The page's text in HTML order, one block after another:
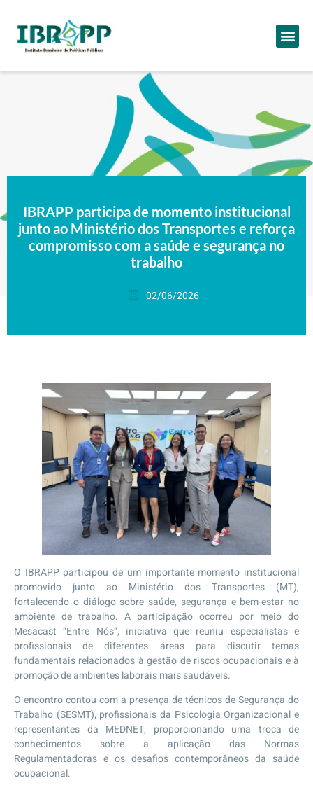
IBRAPP participa de momento institucional
junto ao Ministério dos Transportes e reforça
compromisso com a saúde e segurança no
trabalho
02/06/2026
O IBRAPP participou de um importante momento institucional
promovido junto ao Ministério dos Transportes (MT),
fortalecendo o diálogo sobre saúde, segurança e bem-estar no
ambiente de trabalho. A participação ocorreu por meio do
Mesacast “Entre Nós”, iniciativa que reuniu especialistas e
profissionais de diferentes áreas para discutir temas
fundamentais relacionados à gestão de riscos ocupacionais e à
promoção de ambientes laborais mais saudáveis.
O encontro contou com a presença de técnicos de Segurança do
Trabalho (SESMT), profissionais da Psicologia Organizacional e
representantes da MEDNET, proporcionando uma troca de
conhecimentos sobre a aplicação das Normas
Regulamentadoras e os desafios contemporâneos da saúde
ocupacional.